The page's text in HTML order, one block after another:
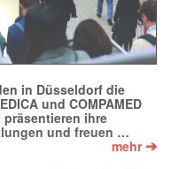
in Düsseldorf die
und COMPAMED
ihre
und freuen …
mehr➔